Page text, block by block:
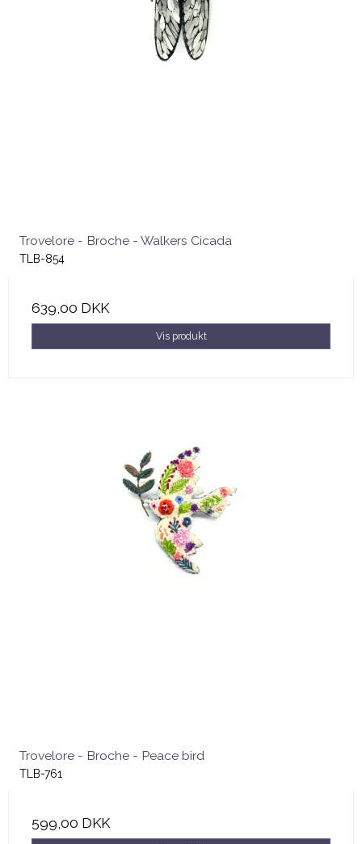
Trovelore - Broche - Walkers Cicada
TLB-854
639,00 DKK
Vis produkt
Trovelore - Broche - Peace bird
TLB-761
599,00 DKK